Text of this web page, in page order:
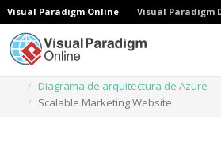
Visual Paradigm Online Visual Paradigm
Diagrama de arquitectura de Azure
Scalable Marketing Website